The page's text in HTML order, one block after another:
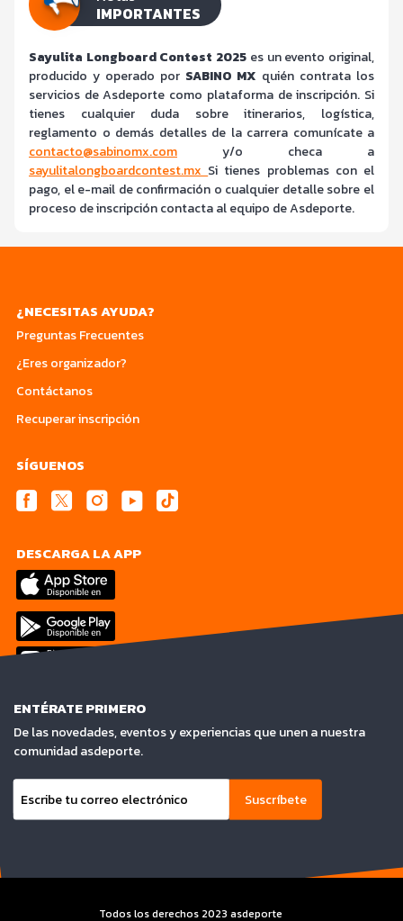
IMPORTANTES
Sayulita Longboard Contest 2025 es un evento original,
producido y operado por SABINO MX quién contrata los
servicios de Asdeporte como plataforma de inscripción. Si
tienes cualquier duda sobre itinerarios, logística,
reglamento o demás detalles de la carrera comunícate a
contacto@sabinomx.com y/o checa a
sayulitalongboardcontest.mx Si tienes problemas con el
pago, el e-mail de confirmación o cualquier detalle sobre el
proceso de inscripción contacta al equipo de Asdeporte.
¿NECESITAS AYUDA?
Preguntas Frecuentes
¿Eres organizador?
Contáctanos
Recuperar inscripción
SÍGUENOS
DESCARGA LA APP
ENTÉRATE PRIMERO
De las novedades, eventos y experiencias que unen a nuestra
comunidad asdeporte.
Suscríbete
Todos los derechos 2023 asdeporte